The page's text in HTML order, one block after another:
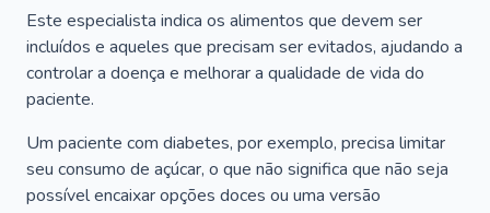
Este especialista indica os alimentos que devem ser
incluídos e aqueles que precisam ser evitados, ajudando a
controlar a doença e melhorar a qualidade de vida do
paciente.
Um paciente com diabetes, por exemplo, precisa limitar
seu consumo de açúcar, o que não significa que não seja
possível encaixar opções doces ou uma versão